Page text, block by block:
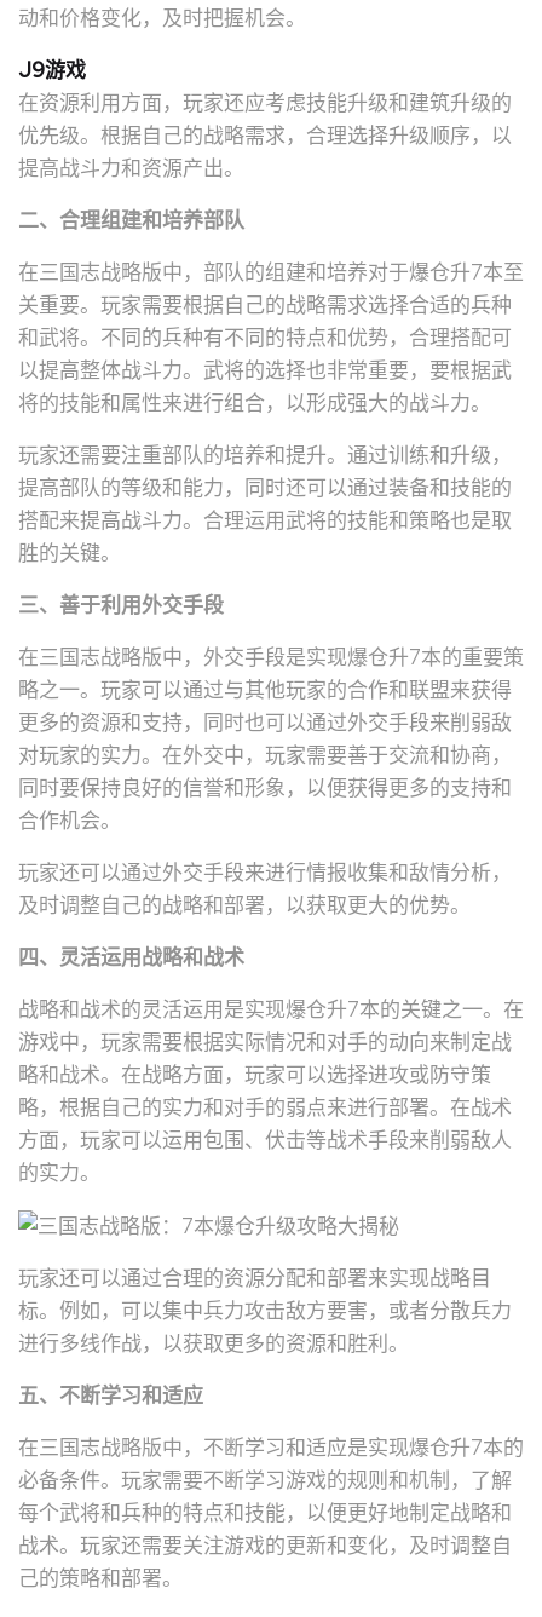
动和价格变化，及时把握机会。
J9游戏
在资源利用方面，玩家还应考虑技能升级和建筑升级的
优先级。根据自己的战略需求，合理选择升级顺序，以
提高战斗力和资源产出。
二、合理组建和培养部队
在三国志战略版中，部队的组建和培养对于爆仓升7本至
关重要。玩家需要根据自己的战略需求选择合适的兵种
和武将。不同的兵种有不同的特点和优势，合理搭配可
以提高整体战斗力。武将的选择也非常重要，要根据武
将的技能和属性来进行组合，以形成强大的战斗力。
玩家还需要注重部队的培养和提升。通过训练和升级，
提高部队的等级和能力，同时还可以通过装备和技能的
搭配来提高战斗力。合理运用武将的技能和策略也是取
胜的关键。
三、善于利用外交手段
在三国志战略版中，外交手段是实现爆仓升7本的重要策
略之一。玩家可以通过与其他玩家的合作和联盟来获得
更多的资源和支持，同时也可以通过外交手段来削弱敌
对玩家的实力。在外交中，玩家需要善于交流和协商，
同时要保持良好的信誉和形象，以便获得更多的支持和
合作机会。
玩家还可以通过外交手段来进行情报收集和敌情分析，
及时调整自己的战略和部署，以获取更大的优势。
四、灵活运用战略和战术
战略和战术的灵活运用是实现爆仓升7本的关键之一。在
游戏中，玩家需要根据实际情况和对手的动向来制定战
略和战术。在战略方面，玩家可以选择进攻或防守策
略，根据自己的实力和对手的弱点来进行部署。在战术
方面，玩家可以运用包围、伏击等战术手段来削弱敌人
的实力。
玩家还可以通过合理的资源分配和部署来实现战略目
标。例如，可以集中兵力攻击敌方要害，或者分散兵力
进行多线作战，以获取更多的资源和胜利。
五、不断学习和适应
在三国志战略版中，不断学习和适应是实现爆仓升7本的
必备条件。玩家需要不断学习游戏的规则和机制，了解
每个武将和兵种的特点和技能，以便更好地制定战略和
战术。玩家还需要关注游戏的更新和变化，及时调整自
己的策略和部署。